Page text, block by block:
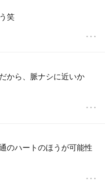
笑
...
から、脈ナシに近いか
...
のハートのほうが可能性
...
で使用するニックネ
ください。